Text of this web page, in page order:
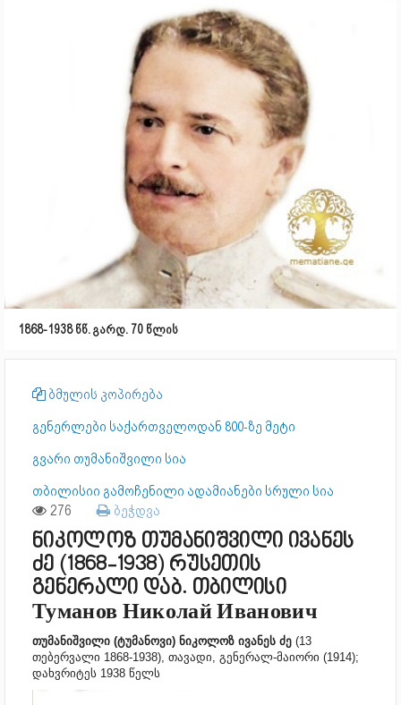
1868-1938 წწ. გარდ. 70 წლის
ბმულის კოპირება
გენერლები საქართველოდან 800-ზე მეტი
გვარი თუმანიშვილი სია
თბილისიი გამოჩენილი ადამიანები სრული სია
276 ბეჭდვა
ნიკოლოზ თუმანიშვილი ივანეს
ძე (1868-1938) რუსეთის
გენერალი დაბ. თბილისი
Туманов Николай Иванович
თუმანიშვილი (ტუმანოვი) ნიკოლოზ ივანეს ძე (13
თებერვალი 1868-1938), თავადი, გენერალ-მაიორი (1914);
დახვრიტეს 1938 წელს